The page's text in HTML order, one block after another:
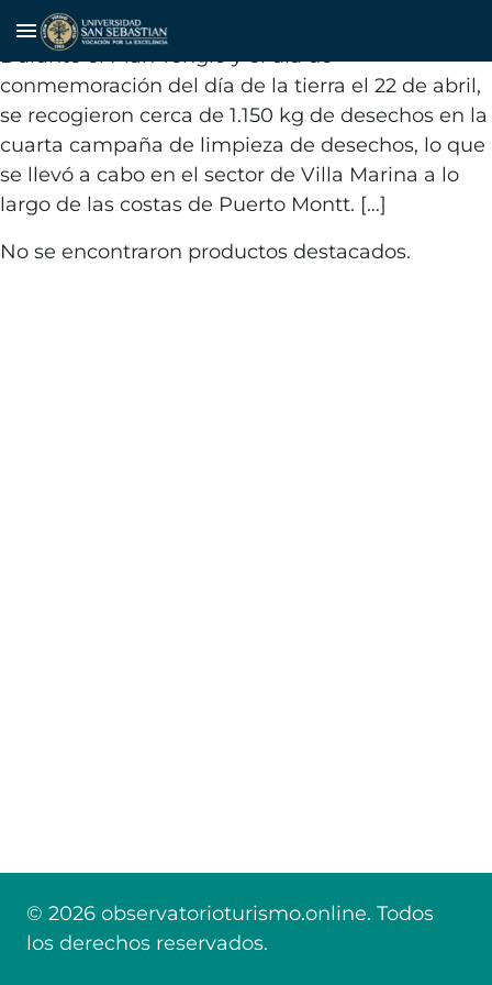
menu
Limpieza de playas
Durante el Plan Tenglo y el día de
conmemoración del día de la tierra el 22 de abril,
se recogieron cerca de 1.150 kg de desechos en la
cuarta campaña de limpieza de desechos, lo que
se llevó a cabo en el sector de Villa Marina a lo
largo de las costas de Puerto Montt. […]
No se encontraron productos destacados.
© 2026 observatorioturismo.online. Todos
los derechos reservados.